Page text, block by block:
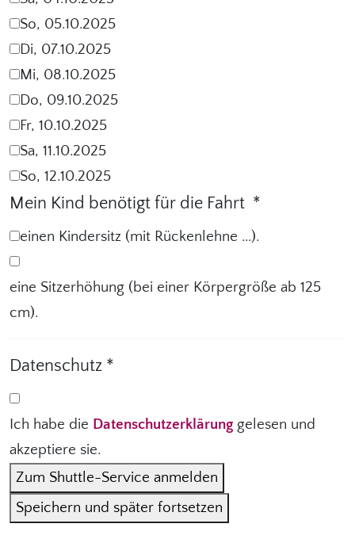
So, 05.10.2025
Di, 07.10.2025
Mi, 08.10.2025
Do, 09.10.2025
Fr, 10.10.2025
Sa, 11.10.2025
So, 12.10.2025
Mein Kind benötigt für die Fahrt *
einen Kindersitz (mit Rückenlehne ...).
eine Sitzerhöhung (bei einer Körpergröße ab 125
cm).
Datenschutz *
Ich habe die Datenschutzerklärung gelesen und
akzeptiere sie.
Zum Shuttle-Service anmelden
Speichern und später fortsetzen